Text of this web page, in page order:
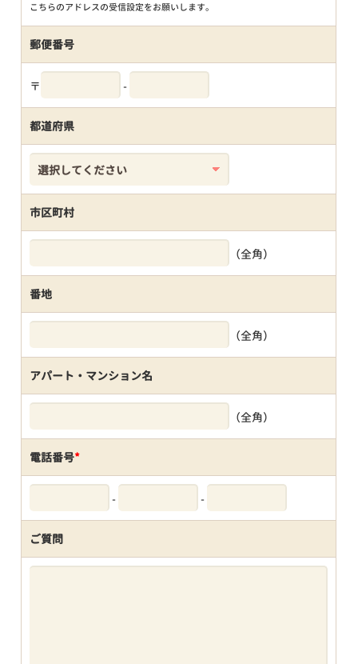
こちらのアドレスの受信設定をお願いします。
郵便番号
〒 -
都道府県
市区町村
（全角）
番地
（全角）
アパート・マンション名
（全角）
電話番号*
- -
ご質問